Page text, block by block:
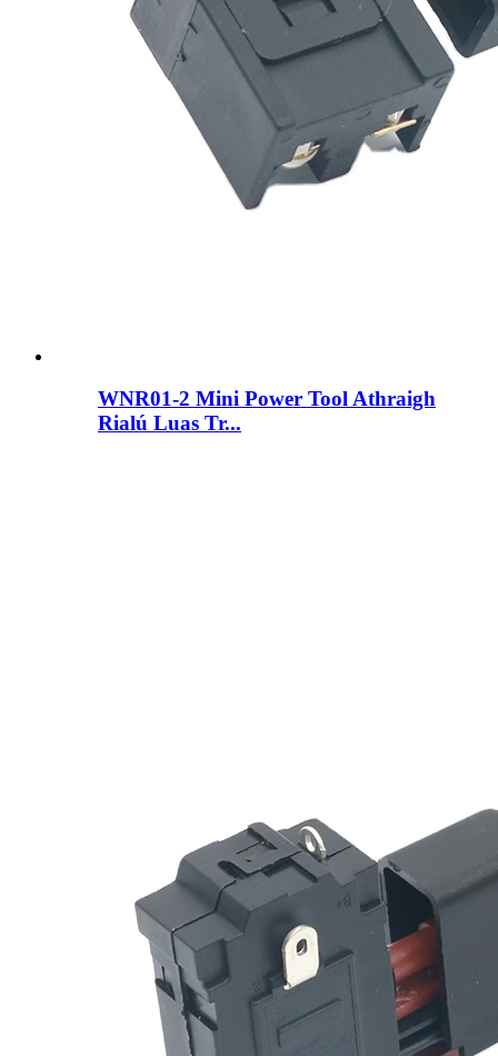
WNR01-2 Mini Power Tool Athraigh
Rialú Luas Tr...